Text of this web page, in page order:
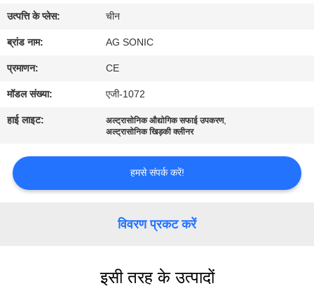
भ्रमण
गुणवत्ता
नियंत्रण
करें
उत्पत्ति के प्लेस: चीन
ब्रांड नाम: AG SONIC
प्रमाणन: CE
मॉडल संख्या: एजी-1072
हाई लाइट: अल्ट्रासोनिक औद्योगिक सफाई उपकरण,
अल्ट्रासोनिक खिड़की क्लीनर
हमसे संपर्क करें!
विवरण प्रकट करें
इसी तरह के उत्पादों